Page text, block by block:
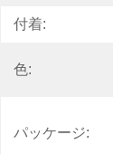
付着:
色:
パッケージ: